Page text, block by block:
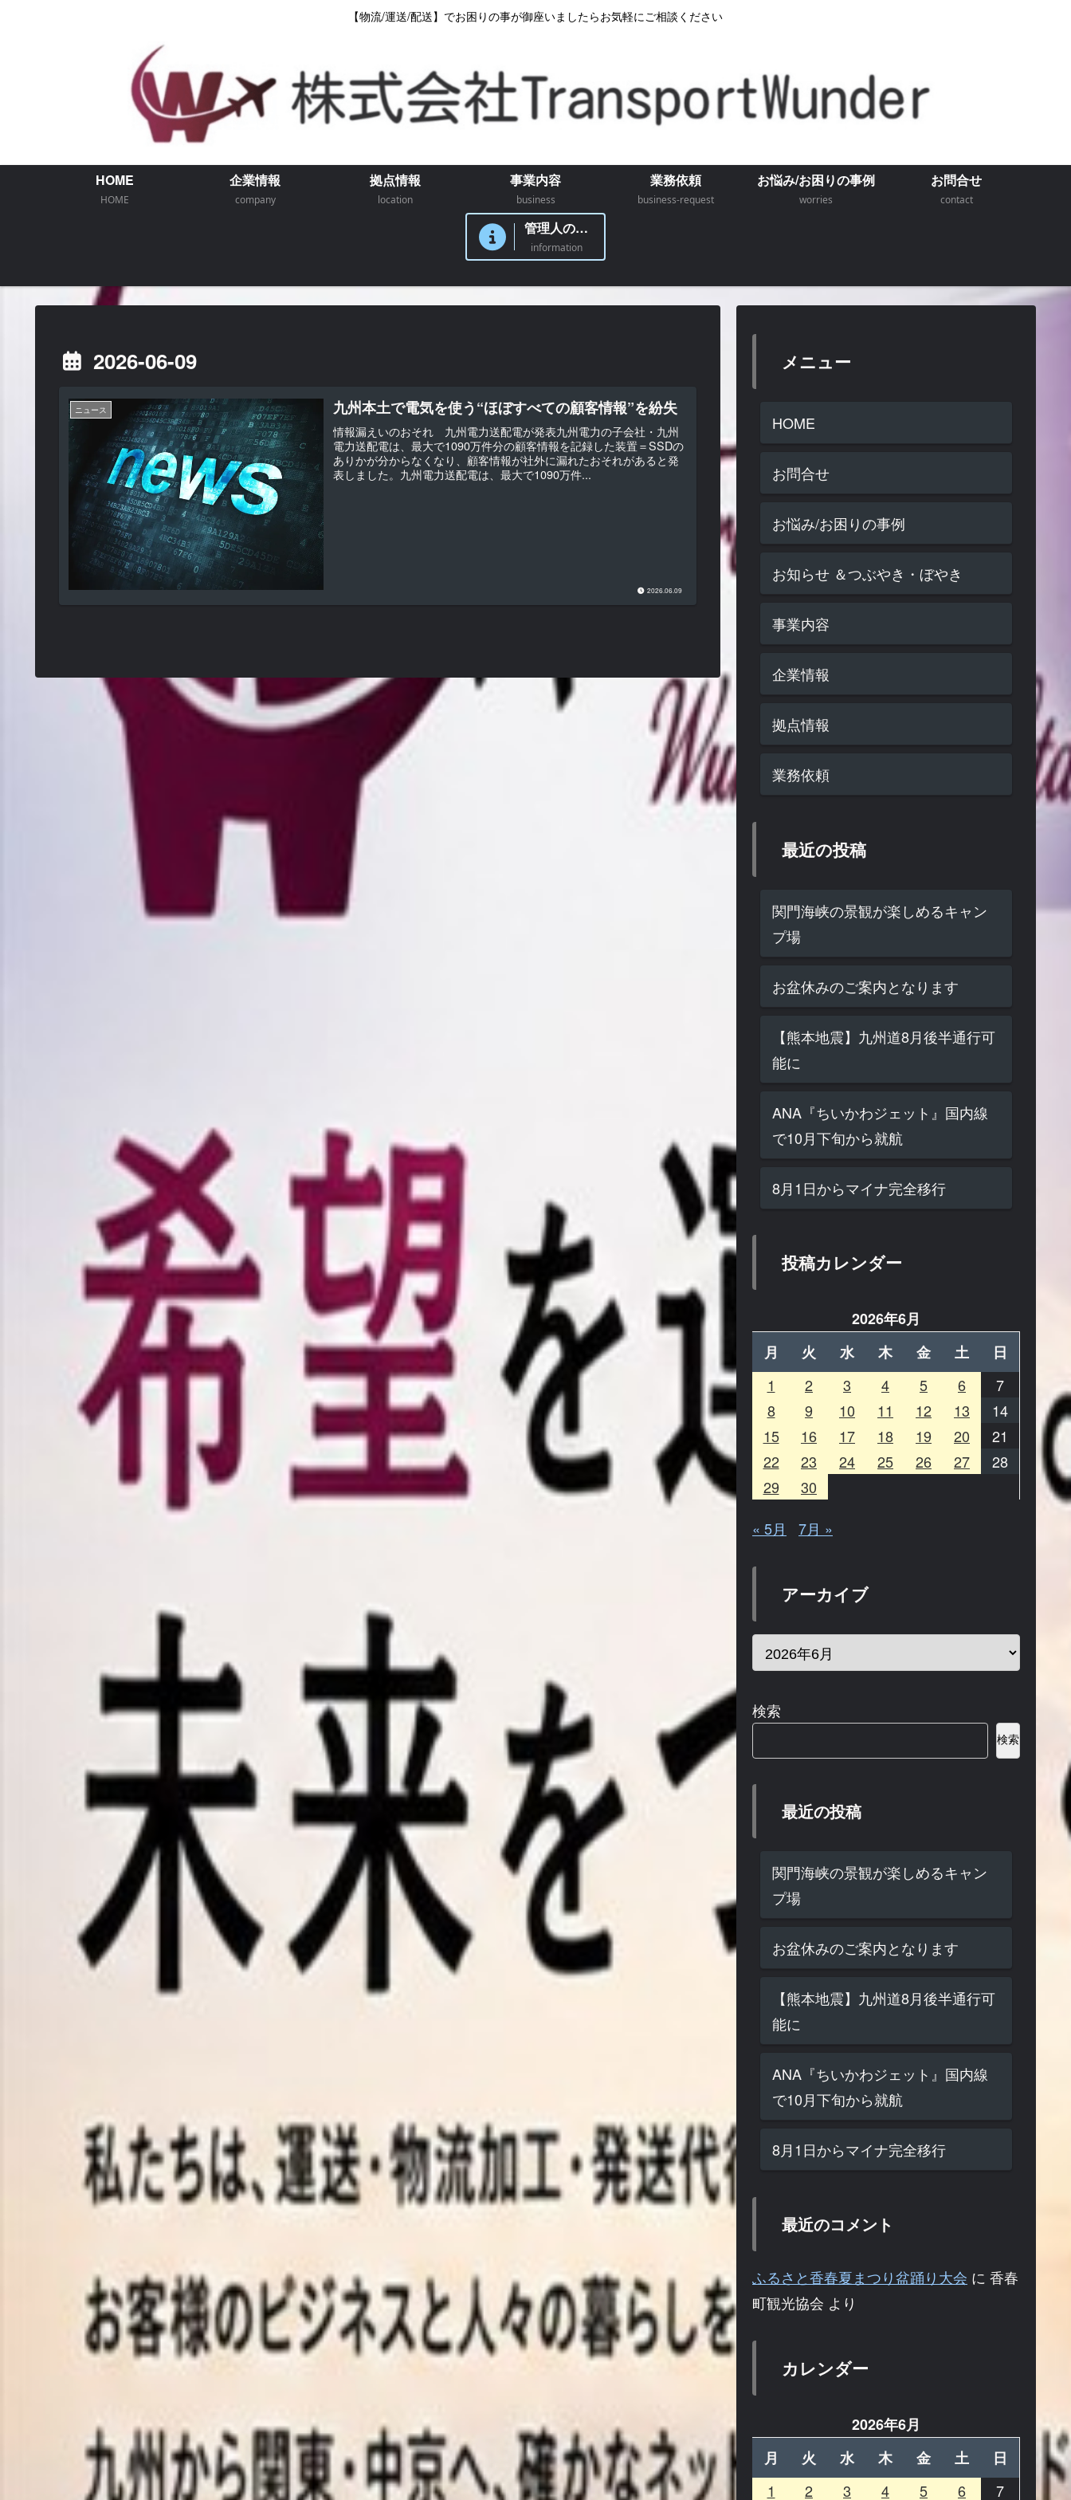
【物流/運送/配送】でお困りの事が御座いましたらお気軽にご相談ください
HOME
HOME
企業情報
company
拠点情報
location
事業内容
business
業務依頼
business-request
お悩み/お困りの事例
worries
お問合せ
contact
管理人のつぶやき
information
2026-06-09
ニュース 九州本土で電気を使う“ほぼすべての顧客情報”を紛失
情報漏えいのおそれ 九州電力送配電が発表九州電力の子会社・九州
電力送配電は、最大で1090万件分の顧客情報を記録した装置＝SSDの
ありかが分からなくなり、顧客情報が社外に漏れたおそれがあると発
表しました。九州電力送配電は、最大で1090万件...
2026.06.09
メニュー
HOME
お問合せ
お悩み/お困りの事例
お知らせ ＆つぶやき・ぼやき
事業内容
企業情報
拠点情報
業務依頼
最近の投稿
関門海峡の景観が楽しめるキャン
プ場
お盆休みのご案内となります
【熊本地震】九州道8月後半通行可
能に
ANA『ちいかわジェット』国内線
で10月下旬から就航
8月1日からマイナ完全移行
投稿カレンダー
2026年6月
月
火 水 木 金 土
日
1
2 3 4 5 6
7
8
9 10 11 12 13
14
15
16 17 18 19 20
21
22
23 24 25 26 27
28
29
30
« 5月
7月 »
アーカイブ
検索
検索
最近の投稿
関門海峡の景観が楽しめるキャン
プ場
お盆休みのご案内となります
【熊本地震】九州道8月後半通行可
能に
ANA『ちいかわジェット』国内線
で10月下旬から就航
8月1日からマイナ完全移行
最近のコメント
ふるさと香春夏まつり盆踊り大会 に 香春
町観光協会 より
カレンダー
2026年6月
月
火 水 木 金 土
日
1
2 3 4 5 6 7